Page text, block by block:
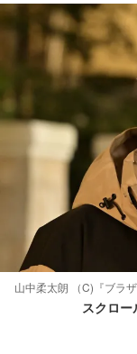
山中柔太朗 （C)『ブラ
スクロ